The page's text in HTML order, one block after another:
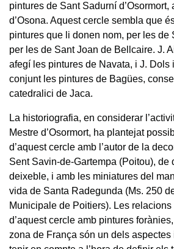
pintures de Sant Sadurní d’Osormort,
d’Osona. Aquest cercle sembla que
pintures que li donen nom, per les de
per les de Sant Joan de Bellcaire. J.
afegí les pintures de Navata, i J. Dols
conjunt les pintures de Bagües,
catedralici de Jaca.
La historiografia, en considerar
Mestre d’Osormort, ha plantejat
d’aquest cercle amb l’autor de la
Sent Savin-de-Gartempa (Poitou), de
deixeble, i amb les miniatures del
vida de Santa Radegunda (Ms. 250
Municipale de Poitiers). Les
d’aquest cercle amb pintures
zona de França són un dels aspectes